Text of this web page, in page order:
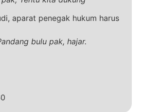
aparat penegak hukum harus
bulu pak, hajar.